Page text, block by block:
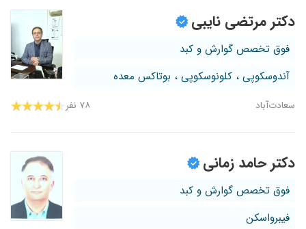
دکتر مرتضی نایبی
فوق تخصص گوارش و کبد
آندوسکوپی ، کلونوسکوپی ، بوتاکس معده
سعادت‌آباد ۷۸ نفر
دکتر حامد زمانی
فوق تخصص گوارش و کبد
فیبرواسکن